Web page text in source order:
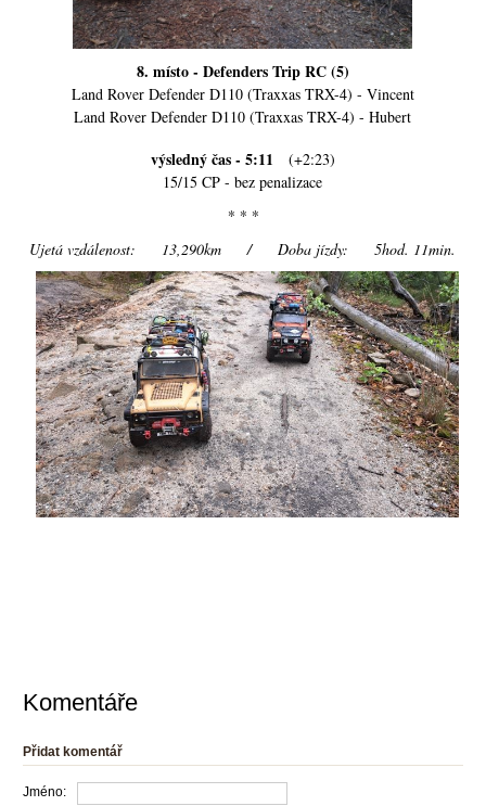
8. místo - Defenders Trip RC (5)
Land Rover Defender D110 (Traxxas TRX-4) - Vincent
Land Rover Defender D110 (Traxxas TRX-4) - Hubert
výsledný čas - 5:11 (+2:23)
15/15 CP - bez penalizace
* * *
Ujetá vzdálenost: 13,290km / Doba jízdy: 5hod. 11min.
Komentáře
Přidat komentář
Jméno: